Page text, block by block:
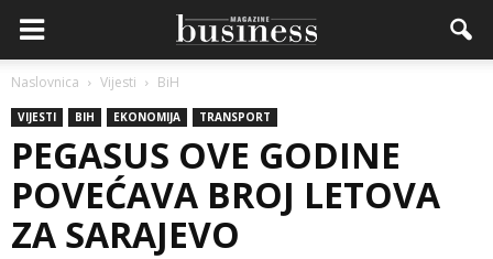
Naslovnica Vijesti BiH
VIJESTI BIH EKONOMIJA TRANSPORT
PEGASUS OVE GODINE
POVEĆAVA BROJ LETOVA
ZA SARAJEVO